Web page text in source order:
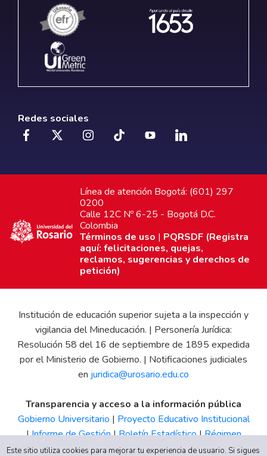
Redes sociales
Línea de atención Bogotá: (601) 297
0200
Calle 12C Nº 6-25 - Bogotá D.C.
Colombia
Términos de uso | PQRSDF (Registra
aquí: felicitaciones, quejas,
reclamos, sugerencias y derechos de
petición)
Institución de educación superior sujeta a la inspección y
vigilancia del Mineducación. | Personería Jurídica:
Resolución 58 del 16 de septiembre de 1895 expedida
por el Ministerio de Gobierno. | Notificaciones judiciales
en juridica@urosario.edu.co
Transparencia y acceso a la información pública
Gobierno Universitario | Proyecto Educativo Institucional
|Informe de Gestión|Boletín Estadístico|Régimen
Tributario|Estados Financieros |Código de Ética| Canal
Este sitio utiliza cookies para mejorar tu experiencia de usuario. Si sigues